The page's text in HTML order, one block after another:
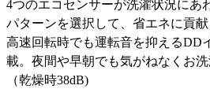
4つのエコセンサーが洗濯状況にあ
パターンを選択して、省エネに貢献
高速回転時でも運転音を抑えるDD
載。夜間や早朝でも気がねなくお洗
（乾燥時38dB)